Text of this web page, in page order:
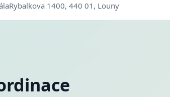
Rybalkova 1400, 440 01, Louny